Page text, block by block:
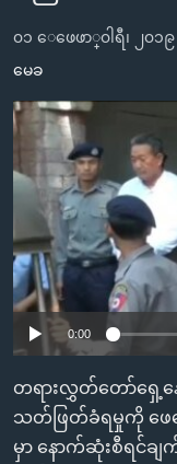
သို့
ကျော်
ကြည့်
ရန်
ပင်မ
စာမျက်နှာ
သို့
ကျော်
ကြည့်
အစ္စရေး-ပါလက်စတိုင်း
ရပ်ဝန်းတခု လမ်းတ
အင်္ဂလိပ်စာလေ့လာမ
မကြေးမုံရဲ့ အင်္ဂလိပ်စာ
ရုပ်ရှင်ထဲက အင်္ဂလိပ်စ
သုတပဒေသာ အင်္ဂလိ
ရေဒီယို
တီဗွီ
ရေဒီယိုနှင့်ရုပ်သံ အခ
ရေဒီယို/တီဗွီအစီအစ
Learning English
ဗွီအိုအေ လူမှုကွန်ယက်မျ
ဘာသာစကားများ
၀၁ ေဖေဖာ္၀ါရီ၊ ၂၀၁၉
မေခ
No
0:00
တရားလွှတ်တော်ရှေ့န
သတ်ဖြတ်ခံရမှုကို ဖေ
မှာ နောက်ဆုံးစီရင်ချ